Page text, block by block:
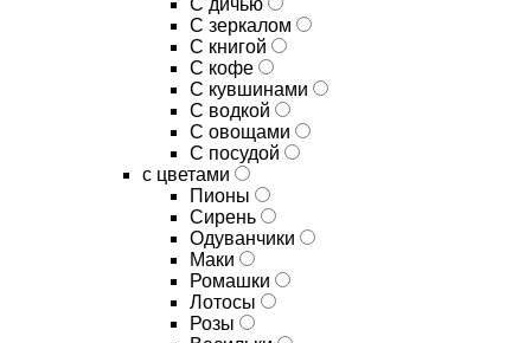
C дичью
C зеркалом
C книгой
C кофе
C кувшинами
C водкой
C овощами
C посудой
с цветами
Пионы
Сирень
Одуванчики
Маки
Ромашки
Лотосы
Розы